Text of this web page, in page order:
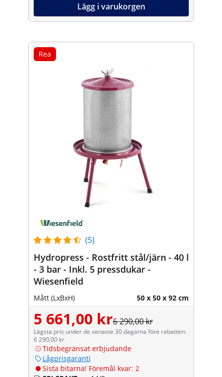
Lägg i varukorgen
Rea
(5)
Hydropress - Rostfritt stål/järn - 40 l
- 3 bar - Inkl. 5 pressdukar -
Wiesenfield
Mått (LxBxH) 50 x 50 x 92 cm
5 661,00 kr6 290,00 kr
Lägsta pris under de senaste 30 dagarna före rabatten:
6 290,00 kr
Tidsbegränsat erbjudande
Lågprisgaranti
Sista bitarna! Föremål kvar: 2